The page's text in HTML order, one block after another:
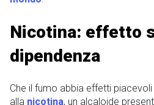
Nicotina: effetto
dipendenza
Che il fumo abbia effetti
alla nicotina, un alcaloide